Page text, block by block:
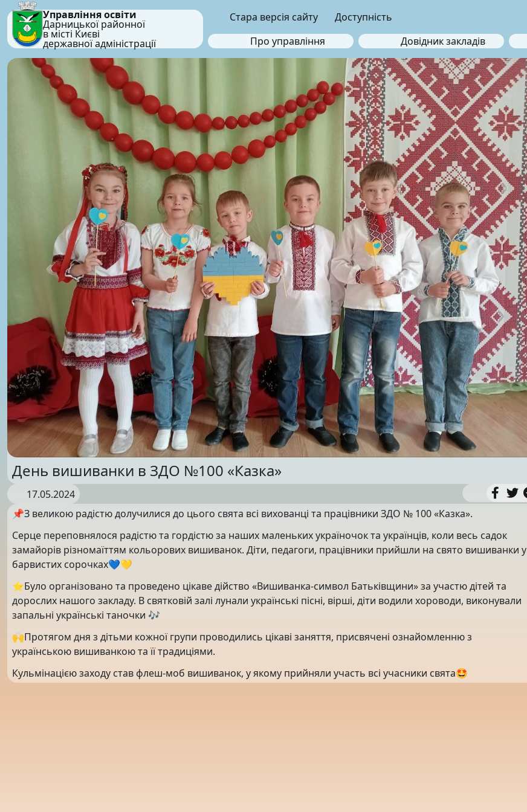
Управління освіти
Дарницької районної
в місті Києві
державної адміністрації
Стара версія сайту Доступність
Про управління
Довідник закладів
День вишиванки в ЗДО №100 «Казка»
17.05.2024
📌З великою радістю долучилися до цього свята всі вихованці та працівники ЗДО № 100 «Казка».
Серце переповнялося радістю та гордістю за наших маленьких україночок та українців, коли весь садок
замайорів різномаїттям кольорових вишиванок. Діти, педагоги, працівники прийшли на свято вишиванки у
барвистих сорочках💙💛
⭐️Було організовано та проведено цікаве дійство «Вишиванка-символ Батьківщини» за участю дітей та
дорослих нашого закладу. В святковій залі лунали українські пісні, вірші, діти водили хороводи, виконували
запальні українські таночки 🎶
🙌Протягом дня з дітьми кожної групи проводились цікаві заняття, присвячені ознайомленню з
українською вишиванкою та її традиціями.
Кульмінацією заходу став флеш-моб вишиванок, у якому прийняли участь всі учасники свята🤩